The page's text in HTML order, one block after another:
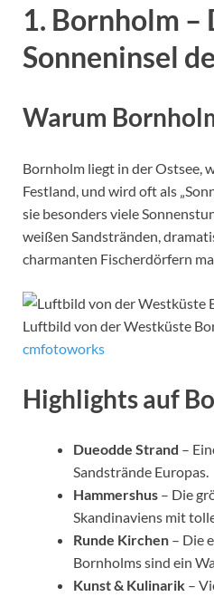
1. Bornholm –
Sonneninsel
Warum
Bornholm liegt in der Ostsee,
Festland, und wird oft als
sie besonders viele
weißen Sandstränden,
charmanten Fischerdörfern
Luftbild von der Westküste
cmfotoworks
Highlights auf
Dueodde Strand –
Sandstrände Europas.
Hammershus – Die
Skandinaviens mit
Runde Kirchen – Die
Bornholms sind ein
Kunst & Kulinarik –